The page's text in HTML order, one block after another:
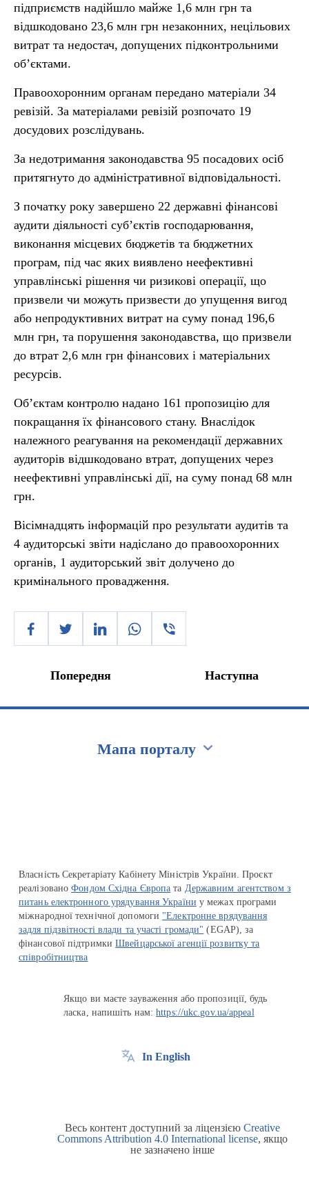
підприємств надійшло майже 1,6 млн грн та
відшкодовано 23,6 млн грн незаконних, нецільових
витрат та недостач, допущених підконтрольними
об’єктами.
Правоохоронним органам передано матеріали 34
ревізій. За матеріалами ревізій розпочато 19
досудових розслідувань.
За недотримання законодавства 95 посадових осіб
притягнуто до адміністративної відповідальності.
З початку року завершено 22 державні фінансові
аудити діяльності суб’єктів господарювання,
виконання місцевих бюджетів та бюджетних
програм, під час яких виявлено неефективні
управлінські рішення чи ризикові операції, що
призвели чи можуть призвести до упущення вигод
або непродуктивних витрат на суму понад 196,6
млн грн, та порушення законодавства, що призвели
до втрат 2,6 млн грн фінансових і матеріальних
ресурсів.
Об’єктам контролю надано 161 пропозицію для
покращання їх фінансового стану. Внаслідок
належного реагування на рекомендації державних
аудиторів відшкодовано втрат, допущених через
неефективні управлінські дії, на суму понад 68 млн
грн.
Вісімнадцять інформацій про результати аудитів та
4 аудиторські звіти надіслано до правоохоронних
органів, 1 аудиторський звіт долучено до
кримінального провадження.
Попередня Наступна
Мапа порталу
Власність Секретаріату Кабінету Міністрів України. Проєкт
реалізованоФондом Східна Європа та Державним агентством з
питань електронного урядування України у межах програми
міжнародної технічної допомоги "Електронне врядування
задля підзвітності влади та участі громади" (EGAP), за
фінансової підтримкиШвейцарської агенції розвитку та
співробітництва
Якщо ви маєте зауваження або пропозиції, будь
ласка, напишіть нам:https://ukc.gov.ua/appeal
In English
Весь контент доступний за ліцензією Creative
Commons Attribution 4.0 International license, якщо
не зазначено інше